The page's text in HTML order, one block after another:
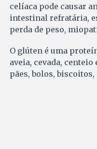
celíaca pode causar
intestinal refratária,
perda de peso,
O glúten é uma
aveia, cevada,
pães, bolos, biscoitos,